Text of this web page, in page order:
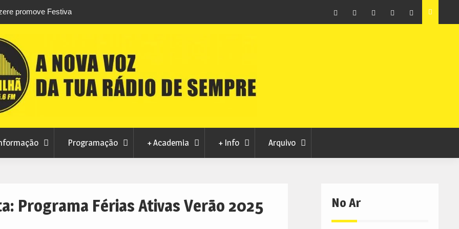
da
levou milhares de visitantes a Penamacor
Covilhã avança com a desmaterialização do Arquivo
Municipal
Programação + Academia + Info Arquivo
Programa Férias Ativas Verão 2025 No Ar